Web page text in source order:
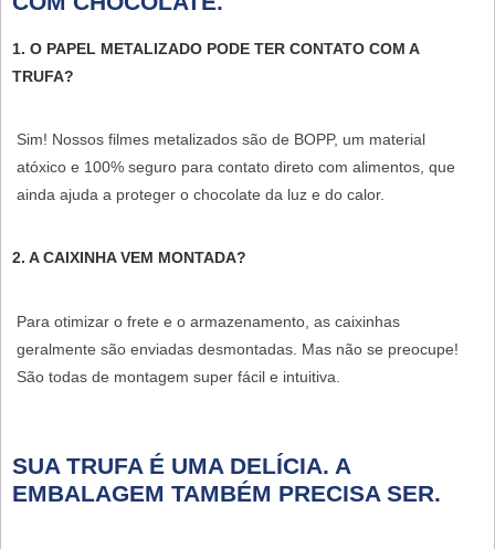
1. O PAPEL METALIZADO PODE TER CONTATO COM A
TRUFA?
Sim! Nossos filmes metalizados são de BOPP, um material
atóxico e 100% seguro para contato direto com alimentos, que
ainda ajuda a proteger o chocolate da luz e do calor.
2. A CAIXINHA VEM MONTADA?
Para otimizar o frete e o armazenamento, as caixinhas
geralmente são enviadas desmontadas. Mas não se preocupe!
São todas de montagem super fácil e intuitiva.
SUA TRUFA É UMA DELÍCIA. A
EMBALAGEM TAMBÉM PRECISA SER.